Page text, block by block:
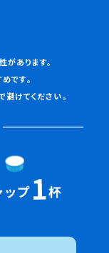
あります。
です。
けてください。